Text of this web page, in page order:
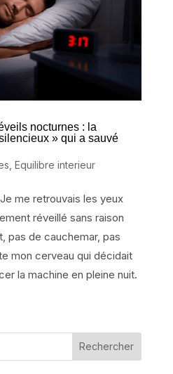
nocturnes : la
» qui a sauvé
Equilibre interieur
me retrouvais les yeux
réveillé sans raison
pas de cauchemar, pas
mon cerveau qui décidait
la machine en pleine nuit.
Rechercher